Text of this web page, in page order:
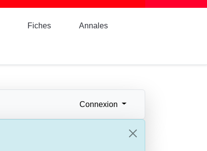
Fiches Annales
Connexion